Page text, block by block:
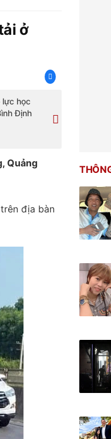
ở
lực học
Định
Quảng
địa bàn